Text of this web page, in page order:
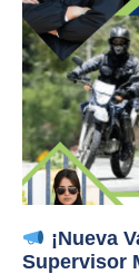
¡Nueva
Supervisor